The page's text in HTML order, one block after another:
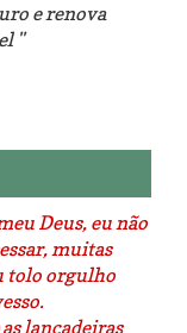
e renova
"
Deus, eu não
muitas
tolo orgulho
lançadeiras